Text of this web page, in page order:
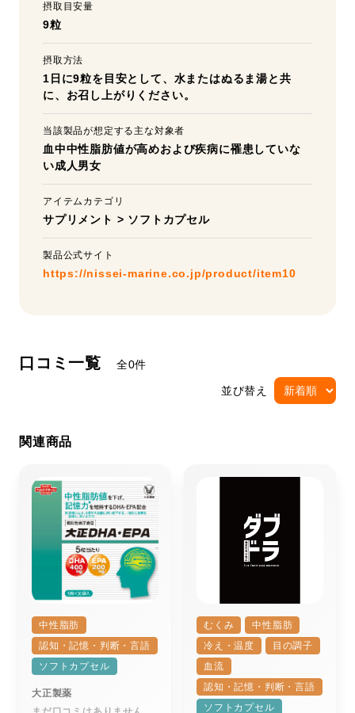
摂取目安量
9粒
摂取方法
1日に9粒を目安として、水またはぬるま湯と共
に、お召し上がりください。
当該製品が想定する主な対象者
血中中性脂肪値が高めおよび疾病に罹患していな
い成人男女
アイテムカテゴリ
サプリメント > ソフトカプセル
製品公式サイト
https://nissei-marine.co.jp/product/item10
口コミ一覧 全0件
並び替え
関連商品
中性脂肪
認知・記憶・判断・言語
ソフトカプセル
大正製薬
むくみ
中性脂肪
冷え・温度
目の調子
血流
認知・記憶・判断・言語
ソフトカプセル